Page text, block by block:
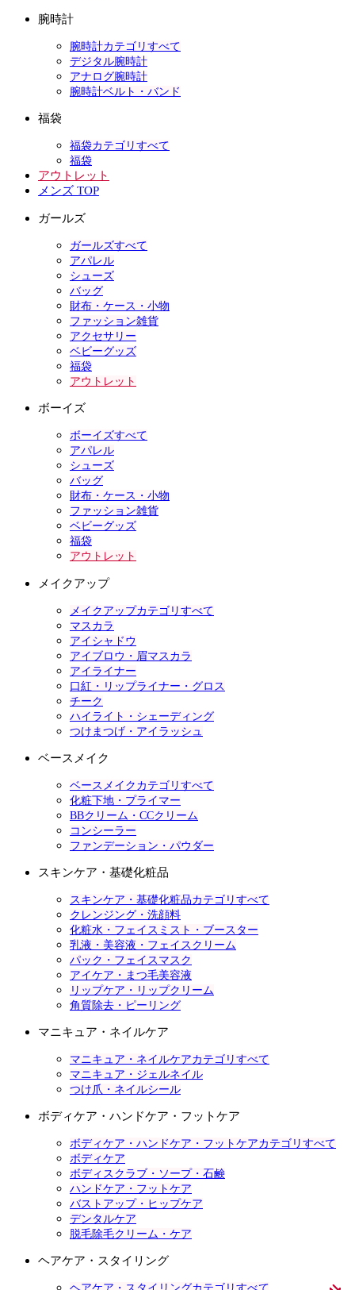
腕時計
腕時計カテゴリすべて
デジタル腕時計
アナログ腕時計
腕時計ベルト・バンド
福袋
福袋カテゴリすべて
福袋
アウトレット
メンズ TOP
ガールズ
ガールズすべて
アパレル
シューズ
バッグ
財布・ケース・小物
ファッション雑貨
アクセサリー
ベビーグッズ
福袋
アウトレット
ボーイズ
ボーイズすべて
アパレル
シューズ
バッグ
財布・ケース・小物
ファッション雑貨
ベビーグッズ
福袋
アウトレット
メイクアップ
メイクアップカテゴリすべて
マスカラ
アイシャドウ
アイブロウ・眉マスカラ
アイライナー
口紅・リップライナー・グロス
チーク
ハイライト・シェーディング
つけまつげ・アイラッシュ
ベースメイク
ベースメイクカテゴリすべて
化粧下地・プライマー
BBクリーム・CCクリーム
コンシーラー
ファンデーション・パウダー
スキンケア・基礎化粧品
スキンケア・基礎化粧品カテゴリすべて
クレンジング・洗顔料
化粧水・フェイスミスト・ブースター
乳液・美容液・フェイスクリーム
パック・フェイスマスク
アイケア・まつ毛美容液
リップケア・リップクリーム
角質除去・ピーリング
マニキュア・ネイルケア
マニキュア・ネイルケアカテゴリすべて
マニキュア・ジェルネイル
つけ爪・ネイルシール
ボディケア・ハンドケア・フットケア
ボディケア・ハンドケア・フットケアカテゴリすべて
ボディケア
ボディスクラブ・ソープ・石鹸
ハンドケア・フットケア
バストアップ・ヒップケア
デンタルケア
脱毛除毛クリーム・ケア
ヘアケア・スタイリング